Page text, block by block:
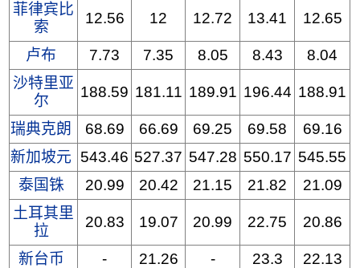
菲律宾比
索
12.56 12 12.72 13.41 12.65
卢布 7.73 7.35 8.05 8.43
8.04
沙特里亚
尔
188.59 181.11 189.91 196.44 188.91
瑞典克朗 68.69 66.69 69.25 69.58
69.16
新加坡元
543.46 527.37 547.28 550.17 545.55
泰国铢
20.99 20.42 21.15 21.82
21.09
土耳其里
拉
20.83 19.07 20.99 22.75 20.86
新台币 - 21.26 - 23.3
22.13